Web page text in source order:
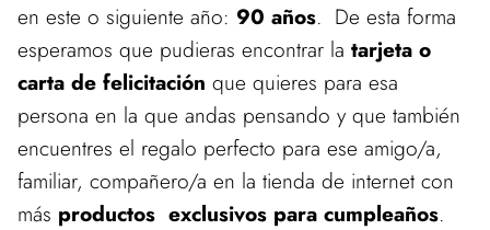
en este o siguiente año: 90 años. De esta forma
esperamos que pudieras encontrar la tarjeta o
carta de felicitación que quieres para esa
persona en la que andas pensando y que también
encuentres el regalo perfecto para ese amigo/a,
familiar, compañero/a en la tienda de internet con
más productos exclusivos para cumpleaños.